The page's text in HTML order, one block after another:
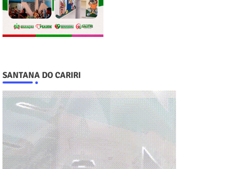
SANTANA DO CARIRI